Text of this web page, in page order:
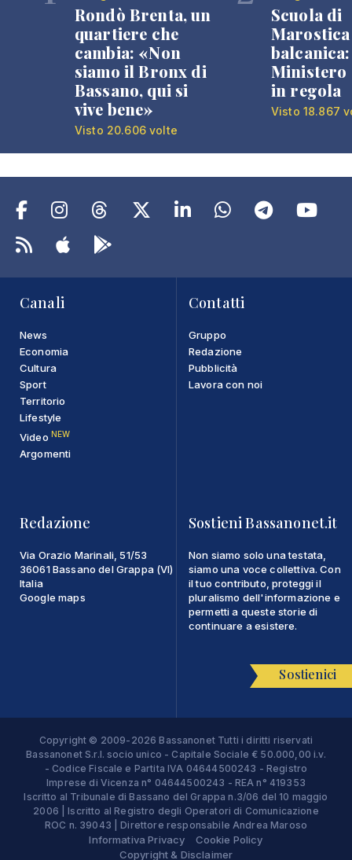
Rondò Brenta, un
quartiere che
cambia: «Non
siamo il Bronx di
Bassano, qui si
vive bene»
Visto 20.606 volte
Scuola di
Ministero
in regola
Visto 18.867
Canali
News
Economia
Cultura
Sport
Territorio
Lifestyle
Video NEW
Argomenti
Contatti
Gruppo
Redazione
Pubblicità
Lavora con noi
Redazione
Via Orazio Marinali, 51/53
36061 Bassano del Grappa (VI)
Italia
Google maps
Sostieni Bassanonet.it
Non siamo solo una testata,
siamo una voce collettiva. Con
il tuo contributo, proteggi il
pluralismo dell'informazione e
permetti a queste storie di
continuare a esistere.
Sostienici
Copyright © 2009-2026 Bassanonet Tutti i diritti riservati
Bassanonet S.r.l. socio unico - Capitale Sociale € 50.000,00 i.v.
- Codice Fiscale e Partita IVA 04644500243 - Registro
Imprese di Vicenza n° 04644500243 - REA n° 419353
Iscritto al Tribunale di Bassano del Grappa n.3/06 del 10 maggio
2006 | Iscritto al Registro degli Operatori di Comunicazione
ROC n. 39043 | Direttore responsabile Andrea Maroso
Informativa Privacy
Cookie Policy
Copyright & Disclaimer